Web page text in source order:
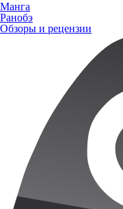
Манга
Ранобэ
Обзоры и рецензии